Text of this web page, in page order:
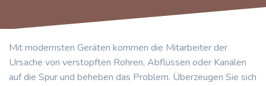
Mit modernsten Geräten kommen die Mitarbeiter der
Ursache von verstopften Rohren, Abflüssen oder Kanälen
auf die Spur und beheben das Problem. Überzeugen Sie sich